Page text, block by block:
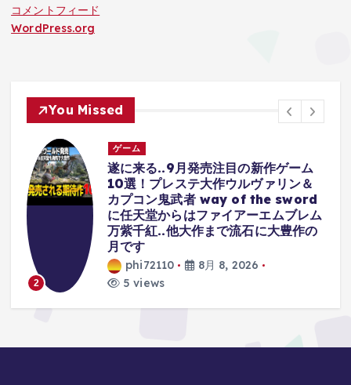
コメントフィード
WordPress.org
You Missed
ゲーム
RTA世界１位なら全身連動でバグでき
るやろ #ゲーム実況 #いかぼうず #
ゼルダの伝説 #ブレスオブザワイルド
phi72110
8月 7, 2026
11 views